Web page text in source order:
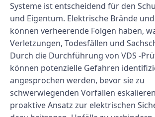
Systeme ist entscheidend für den
und Eigentum. Elektrische Brände
können verheerende Folgen haben,
Verletzungen, Todesfällen und
Durch die Durchführung von VDS -
können potenzielle Gefahren
angesprochen werden, bevor sie zu
schwerwiegenden Vorfällen
proaktive Ansatz zur elektrischen